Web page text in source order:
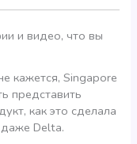
и видео, что вы
кажется, Singapore
представить
как это сделала
Delta.